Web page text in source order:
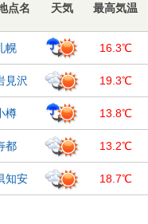
【速報】東京都
を観測 こまめに
熱中症に注意
17日13:54
17日は午前中か
すぐ出来る脱水
症対策は?
17日11:34
九州～関東は広
今年初の真夏日
点名 天気 最高気温
幌 16.3℃
見沢 19.3℃
樽 13.8℃
都 13.2℃
知安 18.7℃